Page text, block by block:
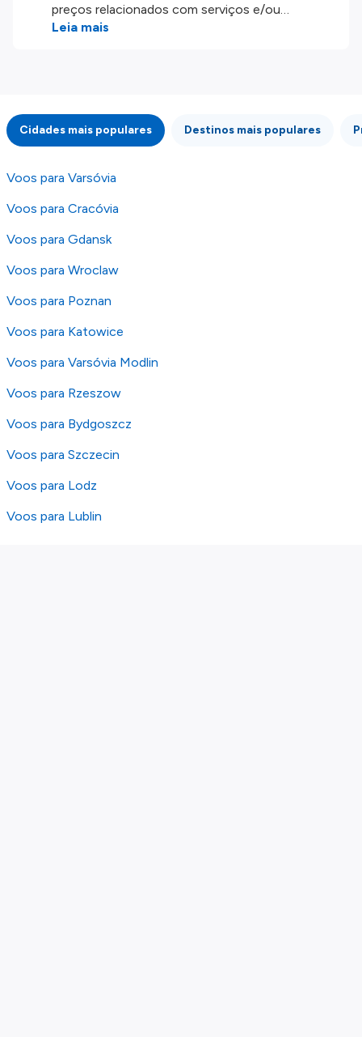
preços relacionados com serviços e/ou
produtos disponíveis no nosso website são
integridade ou pela precisão da informação
publicada, por isso verifique com atenção todas
as condições no website do parceiro antes de
fazer uma reserva. Para mais detalhes verifique
os nossos
Leia mais
Cidades mais populares Destinos mais populares
Voos para Varsóvia
Voos para Cracóvia
Voos para Gdansk
Voos para Wroclaw
Voos para Poznan
Voos para Katowice
Voos para Varsóvia Modlin
Voos para Rzeszow
Voos para Bydgoszcz
Voos para Szczecin
Voos para Lodz
Voos para Lublin